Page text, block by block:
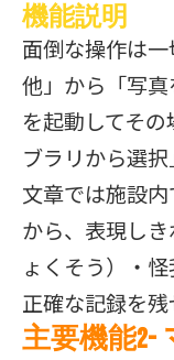
機能説明
面倒な操作は
他」から「写
を起動してそ
ブラリから選択
文章では施設
から、表現し
ょくそう）・
正確な記録を残
主要機能2-